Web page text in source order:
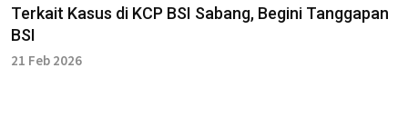
Terkait Kasus di KCP BSI Sabang, Begini Tanggapan
BSI
21 Feb 2026